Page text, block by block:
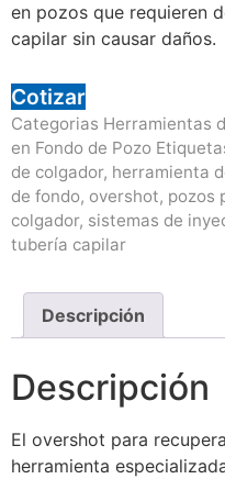
en pozos que requieren
capilar sin causar daños.
Cotizar
Categorias Herramientas
en Fondo de Pozo
de colgador, herramienta
de fondo, overshot, pozos
colgador, sistemas de
tubería capilar
Descripción
Descripción
El overshot para
herramienta